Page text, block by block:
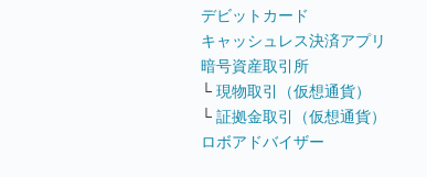
デビットカード
キャッシュレス決済アプリ
暗号資産取引所
└ 現物取引（仮想通貨）
└ 証拠金取引（仮想通貨）
ロボアドバイザー